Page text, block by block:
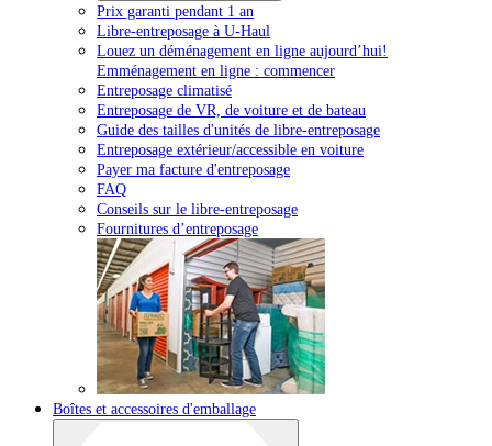
Prix garanti pendant 1 an
Libre-entreposage à U-Haul
Louez un déménagement en ligne aujourd’hui!
Emménagement en ligne : commencer
Entreposage climatisé
Entreposage de VR, de voiture et de bateau
Guide des tailles d'unités de libre-entreposage
Entreposage extérieur/accessible en voiture
Payer ma facture d'entreposage
FAQ
Conseils sur le libre-entreposage
Fournitures d’entreposage
Boîtes et accessoires d'emballage